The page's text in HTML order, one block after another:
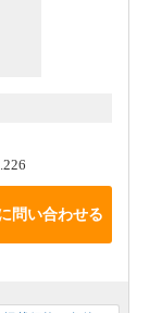
問い合わせる